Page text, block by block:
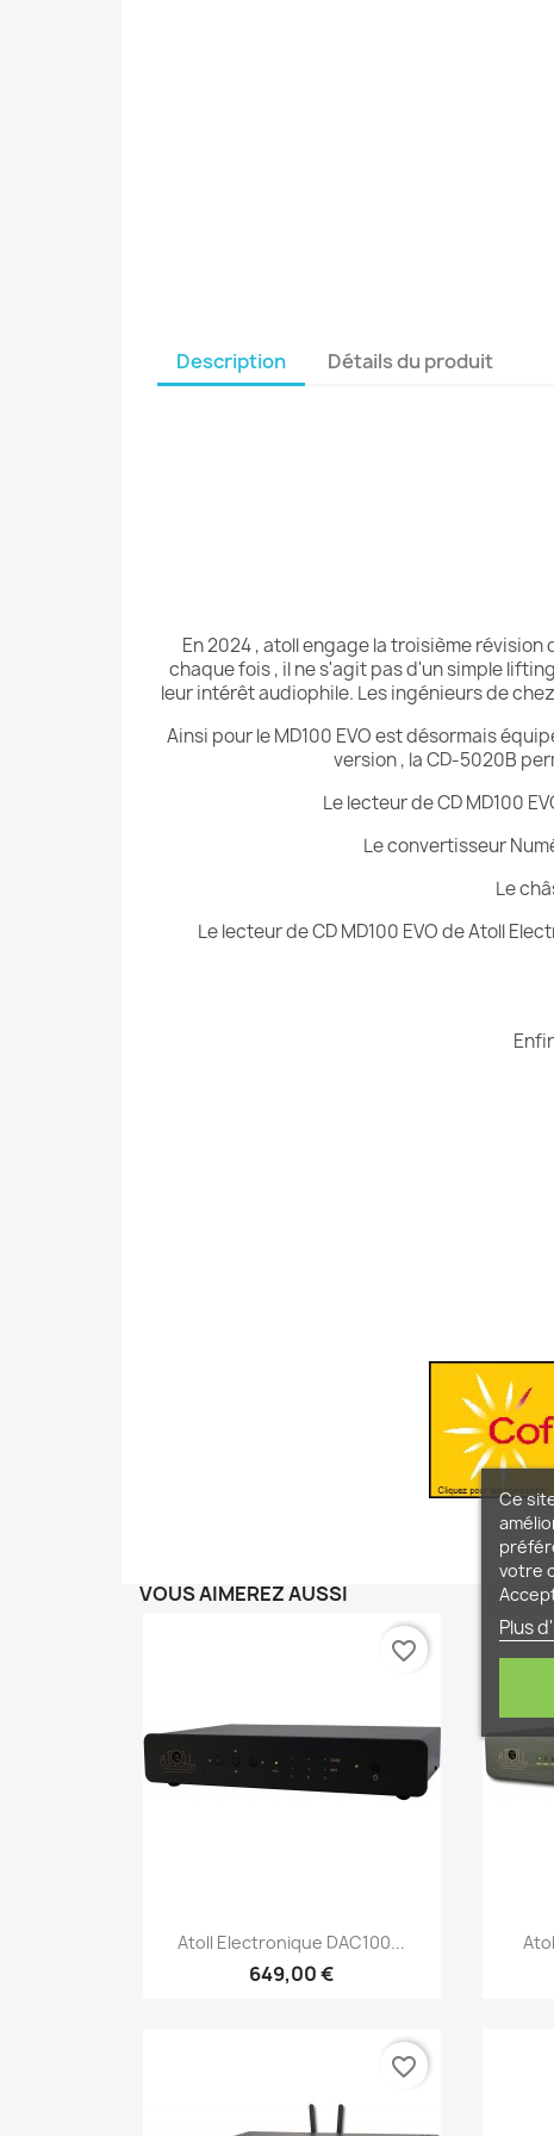
Description Détails du produit
En 2024 , atoll engage la troisième révision
chaque fois , il ne s'agit pas d'un simple
leur intérêt audiophile. Les ingénieurs de
Ainsi pour le MD100 EVO est désormais
version , la CD-5020B
Le lecteur de CD MD100
Le convertisseur
Le
Le lecteur de CD MD100 EVO de Atoll
VOUS AIMEREZ AUSSI
Aperçu rapide
Atoll Electronique DAC100...
649,00 €
favorite_border
favorite_border
Ce
votre
Plus